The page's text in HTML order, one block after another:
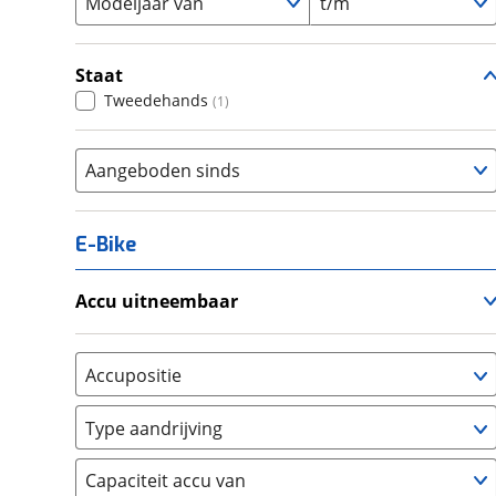
Staat
Tweedehands (1)
Aangeboden sinds
E-Bike
Accu uitneembaar
Nee, vast (0)
Accupositie
Bagagedrager (0)
Frame (0 )
Vloer (0
Type aandrijving
Achterwiel (0)
Capaciteit accu van